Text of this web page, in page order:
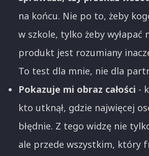
na końcu. Nie po to, żeby
w szkole, tylko żeby wyłapać
produkt jest rozumiany
To test dla mnie, nie dla
Pokazuje mi obraz całości -
kto utknął, gdzie najwięcej
błędnie. Z tego widzę nie
ale przede wszystkim, który